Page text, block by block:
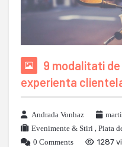
9 modalitati
experienta
Andrada Vonhaz
Evenimente & Stiri , Piata
0 Comments
1287